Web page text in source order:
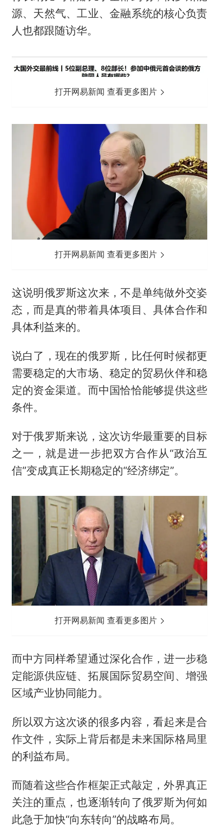
源、天然气、工业、金融系统的核心负责
人也都跟随访华。
打开网易新闻 查看更多图片
打开网易新闻 查看更多图片
这说明俄罗斯这次来，不是单纯做外交姿
态，而是真的带着具体项目、具体合作和
具体利益来的。
说白了，现在的俄罗斯，比任何时候都更
需要稳定的大市场、稳定的贸易伙伴和稳
定的资金渠道。而中国恰恰能够提供这些
条件。
对于俄罗斯来说，这次访华最重要的目标
之一，就是进一步把双方合作从“政治互
信”变成真正长期稳定的“经济绑定”。
打开网易新闻 查看更多图片
而中方同样希望通过深化合作，进一步稳
定能源供应链、拓展国际贸易空间、增强
区域产业协同能力。
所以双方这次谈的很多内容，看起来是合
作文件，实际上背后都是未来国际格局里
的利益布局。
而随着这些合作框架正式敲定，外界真正
关注的重点，也逐渐转向了俄罗斯为何如
此急于加快“向东转向”的战略布局。